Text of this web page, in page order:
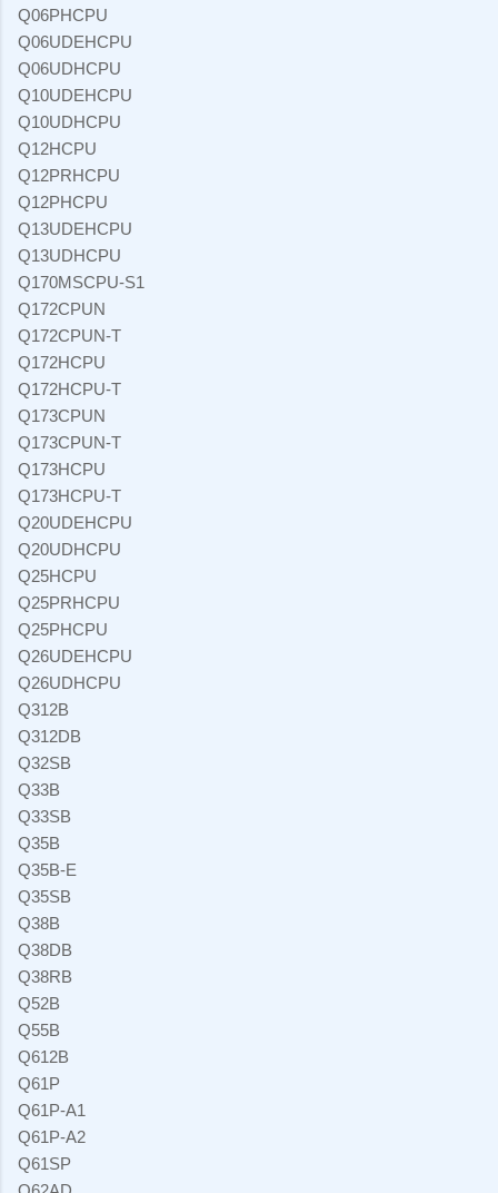
Q06PHCPU
Q06UDEHCPU
Q06UDHCPU
Q10UDEHCPU
Q10UDHCPU
Q12HCPU
Q12PRHCPU
Q12PHCPU
Q13UDEHCPU
Q13UDHCPU
Q170MSCPU-S1
Q172CPUN
Q172CPUN-T
Q172HCPU
Q172HCPU-T
Q173CPUN
Q173CPUN-T
Q173HCPU
Q173HCPU-T
Q20UDEHCPU
Q20UDHCPU
Q25HCPU
Q25PRHCPU
Q25PHCPU
Q26UDEHCPU
Q26UDHCPU
Q312B
Q312DB
Q32SB
Q33B
Q33SB
Q35B
Q35B-E
Q35SB
Q38B
Q38DB
Q38RB
Q52B
Q55B
Q612B
Q61P
Q61P-A1
Q61P-A2
Q61SP